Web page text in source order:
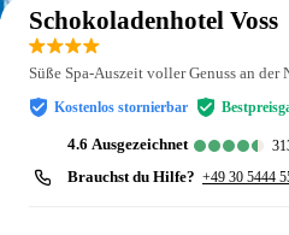
Schokoladenhotel Voss
Süße Spa-Auszeit voller Genuss an der
Kostenlos stornierbar
4.6 ausgezeichnet
Brauchst du Hilfe? +49 30 5444